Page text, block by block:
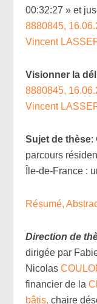
00:32:27 » et
8880845,
Vincent
Visionner la
8880845,
Vincent
Sujet de thèse:
parcours
Île-de-France :
Résumé,
Direction de
dirigée par
Nicolas
financier de la
bâtis, chaire